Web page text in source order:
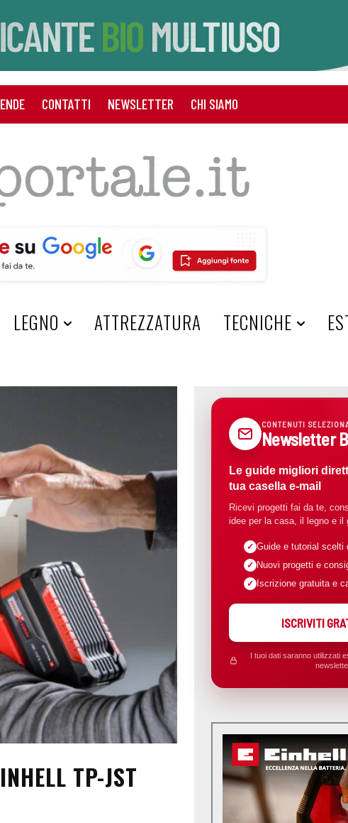
CONTATTI NEWSLETTER CHI SIAMO
LEGNO ATTREZZATURA TECNICHE
TP-JST
CONTENUTI
Newsletter
Le guide migliori
tua casella e-mail
Ricevi progetti fai da te,
idee per la casa, il legno e il
Guide e tutorial scelti
Nuovi progetti e
Iscrizione gratuita e
ISCRIVITI
I tuoi dati saranno utilizzati